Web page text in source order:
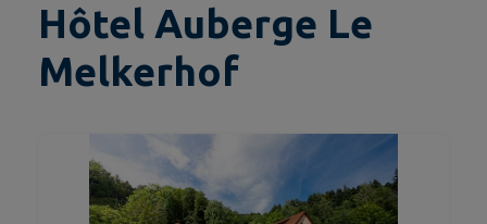
Hôtel Auberge Le
Melkerhof